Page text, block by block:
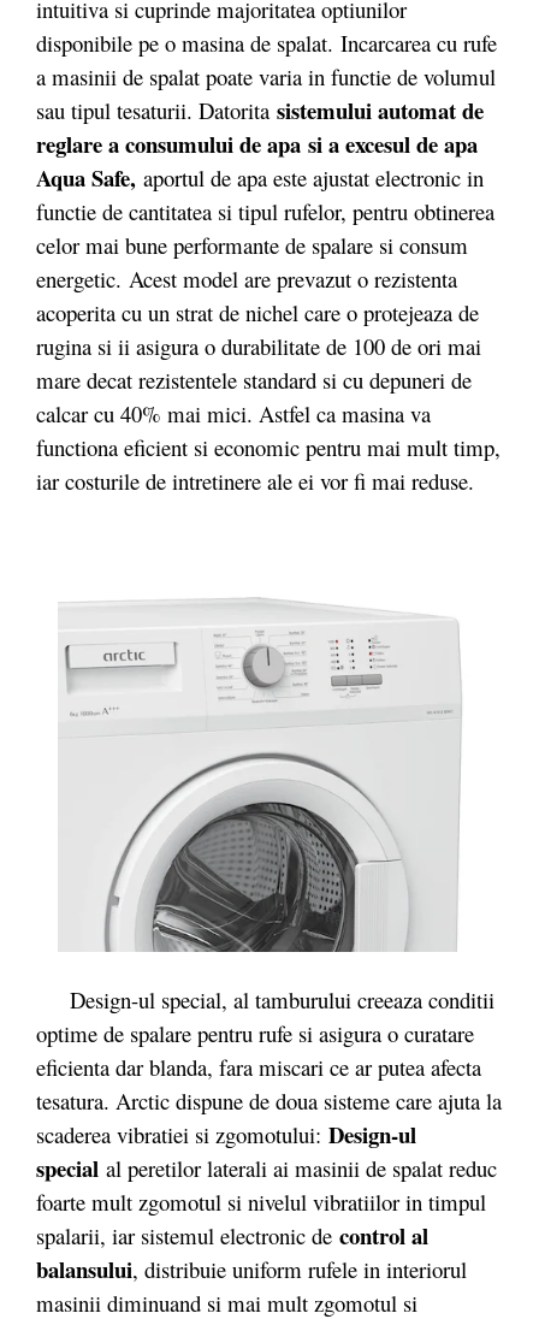
intuitiva si cuprinde majoritatea optiunilor
disponibile pe o masina de spalat. Incarcarea cu rufe
a masinii de spalat poate varia in functie de volumul
sau tipul tesaturii. Datorita sistemului automat de
reglare a consumului de apa si a excesul de apa
Aqua Safe, aportul de apa este ajustat electronic in
functie de cantitatea si tipul rufelor, pentru obtinerea
celor mai bune performante de spalare si consum
energetic. Acest model are prevazut o rezistenta
acoperita cu un strat de nichel care o protejeaza de
rugina si ii asigura o durabilitate de 100 de ori mai
mare decat rezistentele standard si cu depuneri de
calcar cu 40% mai mici. Astfel ca masina va
functiona eficient si economic pentru mai mult timp,
iar costurile de intretinere ale ei vor fi mai reduse.
Design-ul special, al tamburului creeaza conditii
optime de spalare pentru rufe si asigura o curatare
eficienta dar blanda, fara miscari ce ar putea afecta
tesatura. Arctic dispune de doua sisteme care ajuta la
scaderea vibratiei si zgomotului: Design-ul
special al peretilor laterali ai masinii de spalat reduc
foarte mult zgomotul si nivelul vibratiilor in timpul
spalarii, iar sistemul electronic de control al
balansului, distribuie uniform rufele in interiorul
masinii diminuand si mai mult zgomotul si